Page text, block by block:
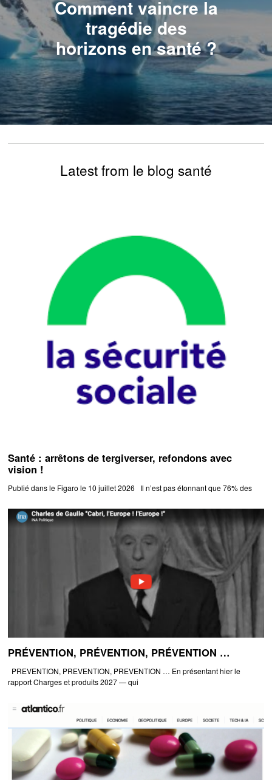
Comment vaincre la
tragédie des
horizons en santé ?
Latest from le blog santé
Santé : arrêtons de tergiverser, refondons avec
vision !
Publié dans le Figaro le 10 juillet 2026 Il n’est pas étonnant que 76% des
PRÉVENTION, PRÉVENTION, PRÉVENTION …
PREVENTION, PREVENTION, PREVENTION … En présentant hier le
rapport Charges et produits 2027 — qui